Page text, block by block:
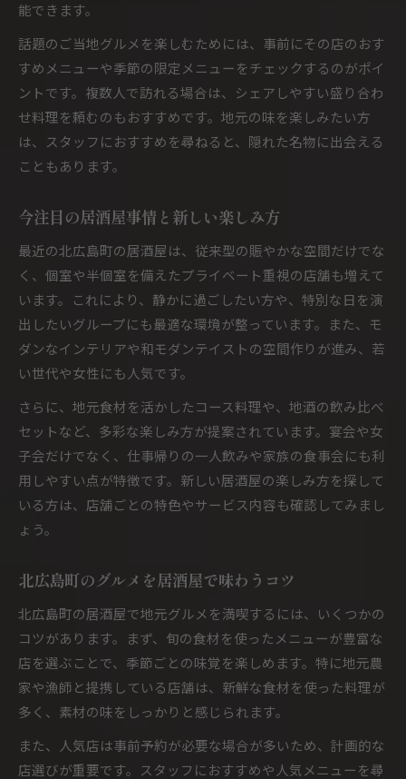
能できます。
話題のご当地グルメを楽しむためには、事前にその店のおす
すめメニューや季節の限定メニューをチェックするのがポイ
ントです。複数人で訪れる場合は、シェアしやすい盛り合わ
せ料理を頼むのもおすすめです。地元の味を楽しみたい方
は、スタッフにおすすめを尋ねると、隠れた名物に出会える
こともあります。
今注目の居酒屋事情と新しい楽しみ方
最近の北広島町の居酒屋は、従来型の賑やかな空間だけでな
く、個室や半個室を備えたプライベート重視の店舗も増えて
います。これにより、静かに過ごしたい方や、特別な日を演
出したいグループにも最適な環境が整っています。また、モ
ダンなインテリアや和モダンテイストの空間作りが進み、若
い世代や女性にも人気です。
さらに、地元食材を活かしたコース料理や、地酒の飲み比べ
セットなど、多彩な楽しみ方が提案されています。宴会や女
子会だけでなく、仕事帰りの一人飲みや家族の食事会にも利
用しやすい点が特徴です。新しい居酒屋の楽しみ方を探して
いる方は、店舗ごとの特色やサービス内容も確認してみまし
ょう。
北広島町のグルメを居酒屋で味わうコツ
北広島町の居酒屋で地元グルメを満喫するには、いくつかの
コツがあります。まず、旬の食材を使ったメニューが豊富な
店を選ぶことで、季節ごとの味覚を楽しめます。特に地元農
家や漁師と提携している店舗は、新鮮な食材を使った料理が
多く、素材の味をしっかりと感じられます。
また、人気店は事前予約が必要な場合が多いため、計画的な
店選びが重要です。スタッフにおすすめや人気メニューを尋